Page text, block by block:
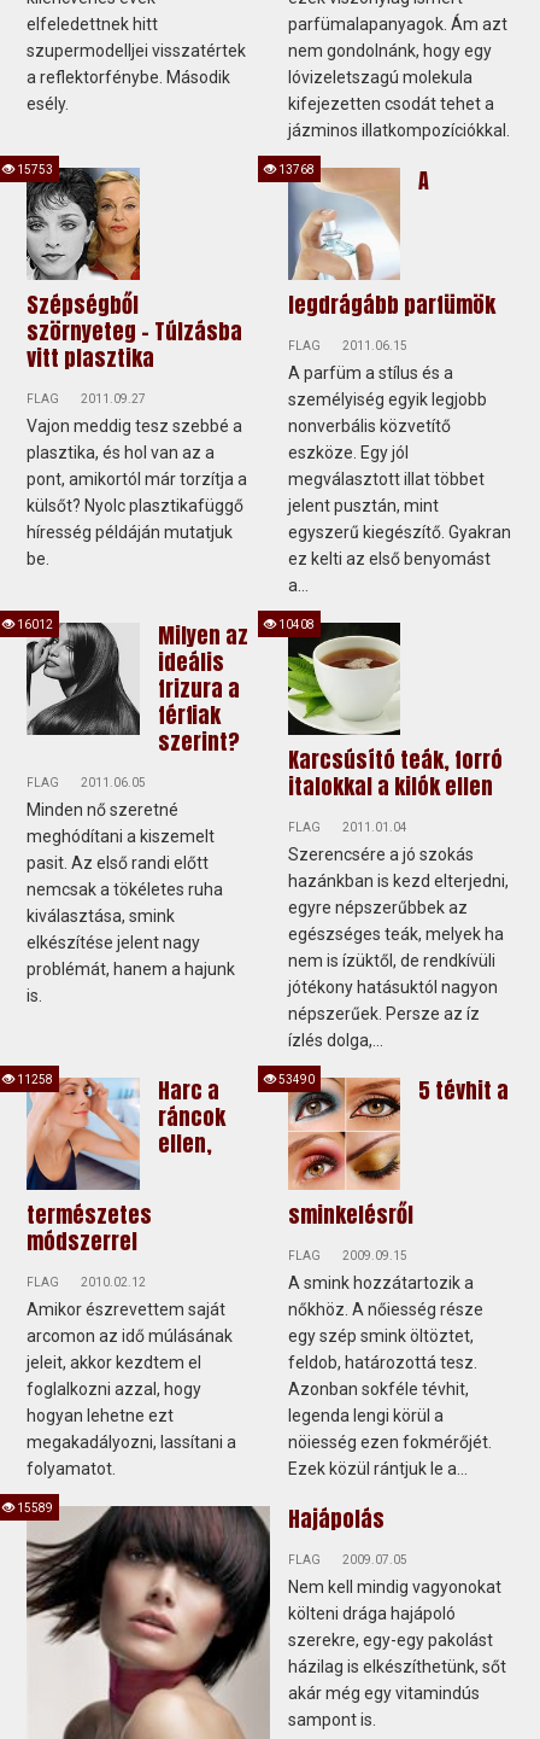
elfeledettnek hitt
szupermodelljei visszatértek
a reflektorfénybe. Második
esély.
parfümalapanyagok. Ám azt
nem gondolnánk, hogy egy
lóvizeletszagú molekula
kifejezetten csodát tehet a
jázminos illatkompozíciókkal.
Szépségből
szörnyeteg – Túlzásba
vitt plasztika
FLAG 2011.09.27
Vajon meddig tesz szebbé a
plasztika, és hol van az a
pont, amikortól már torzítja a
külsőt? Nyolc plasztikafüggő
híresség példáján mutatjuk
be.
15753 A
legdrágább parfümök
FLAG 2011.06.15
A parfüm a stílus és a
személyiség egyik legjobb
nonverbális közvetítő
eszköze. Egy jól
megválasztott illat többet
jelent pusztán, mint
egyszerű kiegészítő. Gyakran
ez kelti az első benyomást
a...
13768
Milyen az
ideális
frizura a
férfiak
szerint?
FLAG 2011.06.05
Minden nő szeretné
meghódítani a kiszemelt
pasit. Az első randi előtt
nemcsak a tökéletes ruha
kiválasztása, smink
elkészítése jelent nagy
problémát, hanem a hajunk
is.
16012
Karcsúsító teák, forró
italokkal a kilók ellen
FLAG 2011.01.04
Szerencsére a jó szokás
hazánkban is kezd elterjedni,
egyre népszerűbbek az
egészséges teák, melyek ha
nem is ízüktől, de rendkívüli
jótékony hatásuktól nagyon
népszerűek. Persze az íz
ízlés dolga,...
10408
Harc a
ráncok
ellen,
természetes
módszerrel
FLAG 2010.02.12
Amikor észrevettem saját
arcomon az idő múlásának
jeleit, akkor kezdtem el
foglalkozni azzal, hogy
hogyan lehetne ezt
megakadályozni, lassítani a
folyamatot.
11258 5 tévhit a
sminkelésről
FLAG 2009.09.15
A smink hozzátartozik a
nőkhöz. A nőiesség része
egy szép smink öltöztet,
feldob, határozottá tesz.
Azonban sokféle tévhit,
legenda lengi körül a
nöiesség ezen fokmérőjét.
Ezek közül rántjuk le a...
53490
Hajápolás
FLAG 2009.07.05
Nem kell mindig vagyonokat
költeni drága hajápoló
szerekre, egy-egy pakolást
házilag is elkészíthetünk, sőt
akár még egy vitamindús
sampont is.
15589